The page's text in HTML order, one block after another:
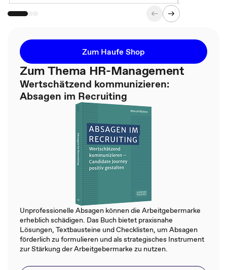
Zum Haufe Shop
Zum Thema HR-Management
Wertschätzend kommunizieren:
Absagen im Recruiting
Unprofessionelle Absagen können die Arbeitgebermarke
erheblich schädigen. Das Buch bietet praxisnahe
Lösungen, Textbausteine und Checklisten, um Absagen
förderlich zu formulieren und als strategisches Instrument
zur Stärkung der Arbeitgebermarke zu nutzen.